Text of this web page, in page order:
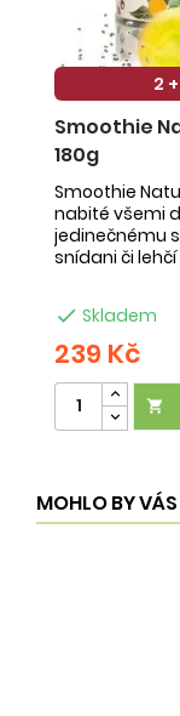
2
Smoothie
180g
Smoothie
nabité všemi
jedinečnému
snídani či lehčí
 Skladem
239 Kč

MOHLO BY